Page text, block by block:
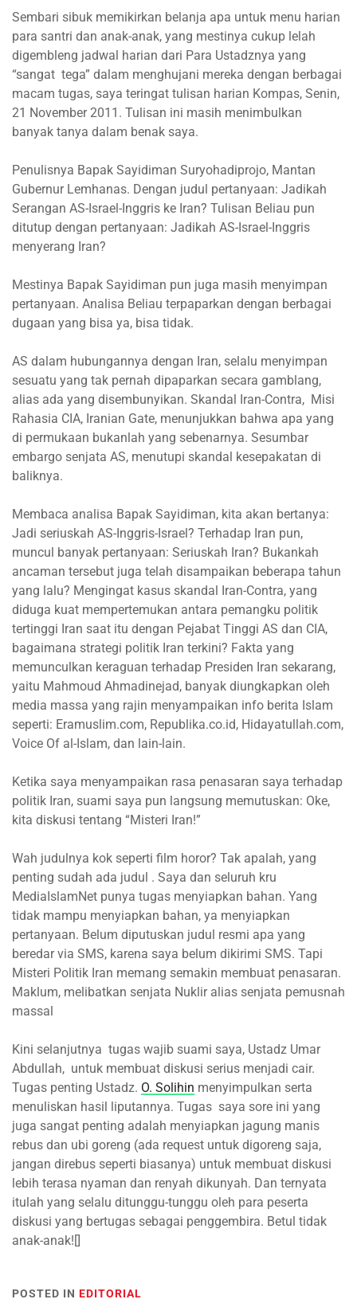
Sembari sibuk memikirkan belanja apa untuk menu harian
para santri dan anak-anak, yang mestinya cukup lelah
digembleng jadwal harian dari Para Ustadznya yang
“sangat tega” dalam menghujani mereka dengan berbagai
macam tugas, saya teringat tulisan harian Kompas, Senin,
21 November 2011. Tulisan ini masih menimbulkan
banyak tanya dalam benak saya.
Penulisnya Bapak Sayidiman Suryohadiprojo, Mantan
Gubernur Lemhanas. Dengan judul pertanyaan: Jadikah
Serangan AS-Israel-Inggris ke Iran? Tulisan Beliau pun
ditutup dengan pertanyaan: Jadikah AS-Israel-Inggris
menyerang Iran?
Mestinya Bapak Sayidiman pun juga masih menyimpan
pertanyaan. Analisa Beliau terpaparkan dengan berbagai
dugaan yang bisa ya, bisa tidak.
AS dalam hubungannya dengan Iran, selalu menyimpan
sesuatu yang tak pernah dipaparkan secara gamblang,
alias ada yang disembunyikan. Skandal Iran-Contra, Misi
Rahasia CIA, Iranian Gate, menunjukkan bahwa apa yang
di permukaan bukanlah yang sebenarnya. Sesumbar
embargo senjata AS, menutupi skandal kesepakatan di
baliknya.
Membaca analisa Bapak Sayidiman, kita akan bertanya:
Jadi seriuskah AS-Inggris-Israel? Terhadap Iran pun,
muncul banyak pertanyaan: Seriuskah Iran? Bukankah
ancaman tersebut juga telah disampaikan beberapa tahun
yang lalu? Mengingat kasus skandal Iran-Contra, yang
diduga kuat mempertemukan antara pemangku politik
tertinggi Iran saat itu dengan Pejabat Tinggi AS dan CIA,
bagaimana strategi politik Iran terkini? Fakta yang
memunculkan keraguan terhadap Presiden Iran sekarang,
yaitu Mahmoud Ahmadinejad, banyak diungkapkan oleh
media massa yang rajin menyampaikan info berita Islam
seperti: Eramuslim.com, Republika.co.id, Hidayatullah.com,
Voice Of al-Islam, dan lain-lain.
Ketika saya menyampaikan rasa penasaran saya terhadap
politik Iran, suami saya pun langsung memutuskan: Oke,
kita diskusi tentang “Misteri Iran!”
Wah judulnya kok seperti film horor? Tak apalah, yang
penting sudah ada judul . Saya dan seluruh kru
MediaIslamNet punya tugas menyiapkan bahan. Yang
tidak mampu menyiapkan bahan, ya menyiapkan
pertanyaan. Belum diputuskan judul resmi apa yang
beredar via SMS, karena saya belum dikirimi SMS. Tapi
Misteri Politik Iran memang semakin membuat penasaran.
Maklum, melibatkan senjata Nuklir alias senjata pemusnah
massal
Kini selanjutnya tugas wajib suami saya, Ustadz Umar
Abdullah, untuk membuat diskusi serius menjadi cair.
Tugas penting Ustadz. O. Solihin menyimpulkan serta
menuliskan hasil liputannya. Tugas saya sore ini yang
juga sangat penting adalah menyiapkan jagung manis
rebus dan ubi goreng (ada request untuk digoreng saja,
jangan direbus seperti biasanya) untuk membuat diskusi
lebih terasa nyaman dan renyah dikunyah. Dan ternyata
itulah yang selalu ditunggu-tunggu oleh para peserta
diskusi yang bertugas sebagai penggembira. Betul tidak
anak-anak![]
POSTED IN EDITORIAL